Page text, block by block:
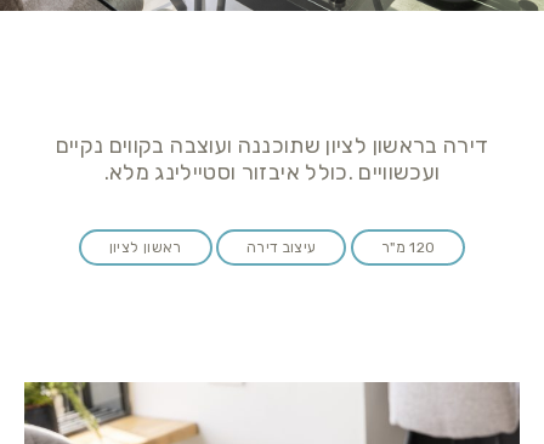
דירה בראשון לציון שתוכננה ועוצבה בקווים נקיים
ועכשוויים .כולל איבזור וסטיילינג מלא.
120 מ"ר עיצוב דירה ראשון לציון